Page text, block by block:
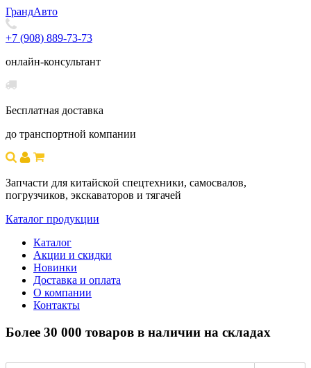
ГрандАвто
+7 (908) 889-73-73
онлайн-консультант
Бесплатная доставка
до транспортной компании
Запчасти для китайской спецтехники, самосвалов,
погрузчиков, экскаваторов и тягачей
Каталог продукции
Каталог
Акции и скидки
Новинки
Доставка и оплата
О компании
Контакты
Более 30 000 товаров в наличии на складах